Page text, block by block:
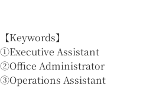
【Keywords】
①Executive Assistant
②Office Administrator
③Operations Assistant